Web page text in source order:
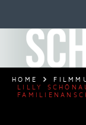
HOME
LILLY